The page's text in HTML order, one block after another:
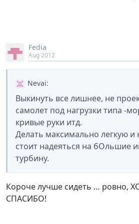
Fedia
Aug 2012
Nevai:
Выкинуть все лишнее, не
самолет под нагрузки типа -
кривые руки итд.
Делать максимально легкую и
стоит надеяться на бОльшие
турбину.
Короче лучше сидеть … ровно,
СПАСИБО!